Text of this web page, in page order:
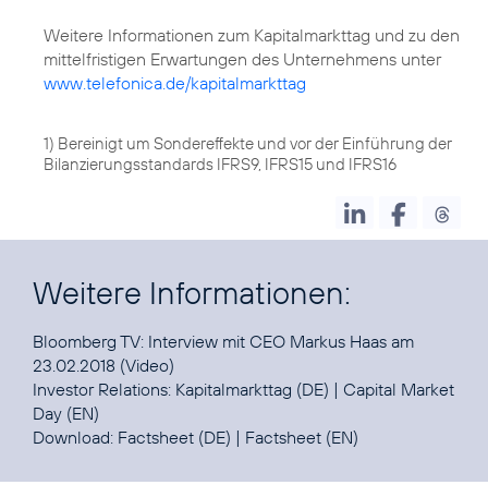
Weitere Informationen zum Kapitalmarkttag und zu den
mittelfristigen Erwartungen des Unternehmens unter
www.telefonica.de/kapitalmarkttag
1) Bereinigt um Sondereffekte und vor der Einführung der
Bilanzierungsstandards IFRS9, IFRS15 und IFRS16
Weitere Informationen:
Bloomberg TV: Interview mit CEO Markus Haas am
23.02.2018 (Video)
Investor Relations: Kapitalmarkttag (DE) | Capital Market
Day (EN)
Download: Factsheet (DE) | Factsheet (EN)